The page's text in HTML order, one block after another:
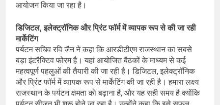
आयोजन किया जा रहा है।
डिजिटल, इलेक्ट्रॉनिक और प्रिंट फॉर्म में व्यापक रूप से की जा रही
मार्केटिंग
पर्यटन सचिव रवि जैन ने कहा कि आरडीटीएम राजस्थान का सबसे
बड़ा इंटरैक्टिव फोरम है। यहां आयोजित बैठकों के माध्यम से कई
महत्वपूर्ण पहलुओं की तैयारी की जा रही है। डिजिटल, इलेक्ट्रॉनिक
और प्रिंट फॉर्म में व्यापक रूप से मार्केटिंग की जा रही है। हमारा लक्ष्य
राजस्थान के पर्यटन क्षमता को बढ़ाना है, और यह सही समय है क्योंकि